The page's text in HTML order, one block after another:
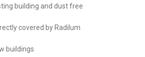
building and dust free
covered by Radilum
buildings